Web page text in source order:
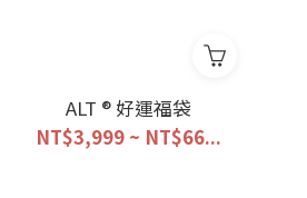
ALT ® 好運福袋
NT$3,999 ~ NT$66...